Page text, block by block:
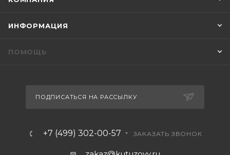
ИНФОРМАЦИЯ
ПОМОЩЬ
ПОДПИСАТЬСЯ НА РАССЫЛКУ
+7 (499) 302-00-57 ЗАКАЗАТЬ ЗВОНОК